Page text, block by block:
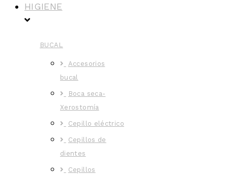
HIGIENE
BUCAL
Accesorios
bucal
Boca seca-
Xerostomía
Cepillo eléctrico
Cepillos de
dientes
Cepillos